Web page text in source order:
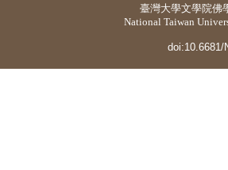
臺灣大學文學院佛
National Taiwan
doi:10.6681/